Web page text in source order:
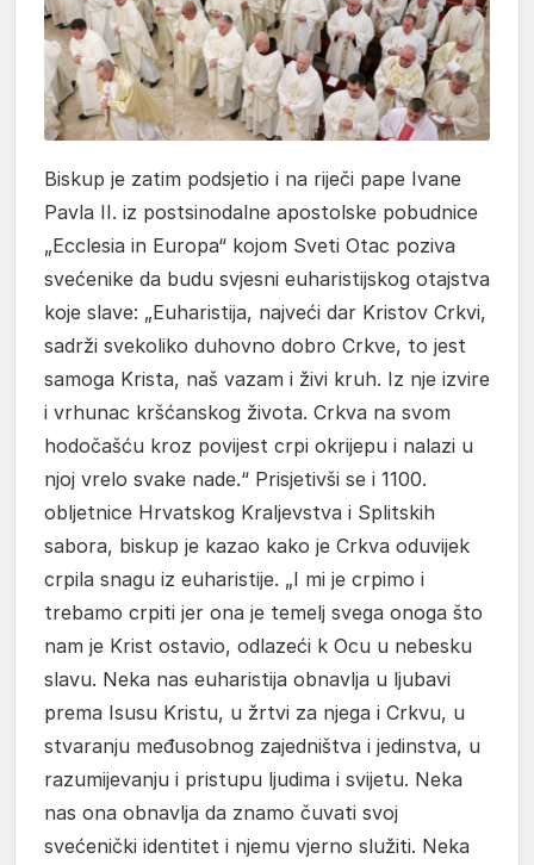
Biskup je zatim podsjetio i na riječi pape Ivane
Pavla II. iz postsinodalne apostolske pobudnice
„Ecclesia in Europa“ kojom Sveti Otac poziva
svećenike da budu svjesni euharistijskog otajstva
koje slave: „Euharistija, najveći dar Kristov Crkvi,
sadrži svekoliko duhovno dobro Crkve, to jest
samoga Krista, naš vazam i živi kruh. Iz nje izvire
i vrhunac kršćanskog života. Crkva na svom
hodočašću kroz povijest crpi okrijepu i nalazi u
njoj vrelo svake nade.“ Prisjetivši se i 1100.
obljetnice Hrvatskog Kraljevstva i Splitskih
sabora, biskup je kazao kako je Crkva oduvijek
crpila snagu iz euharistije. „I mi je crpimo i
trebamo crpiti jer ona je temelj svega onoga što
nam je Krist ostavio, odlazeći k Ocu u nebesku
slavu. Neka nas euharistija obnavlja u ljubavi
prema Isusu Kristu, u žrtvi za njega i Crkvu, u
stvaranju međusobnog zajedništva i jedinstva, u
razumijevanju i pristupu ljudima i svijetu. Neka
nas ona obnavlja da znamo čuvati svoj
svećenički identitet i njemu vjerno služiti. Neka